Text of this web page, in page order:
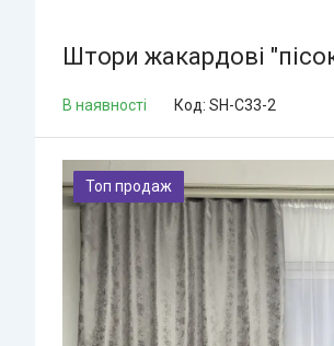
Штори жакардові
В наявності Код: SH-C33-2
Топ продаж